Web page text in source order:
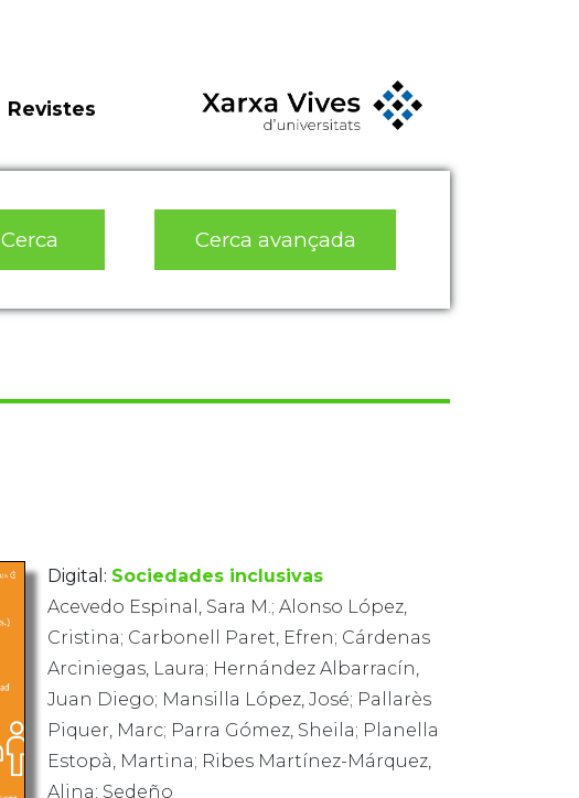
Revistes
Cerca Cerca avançada
Digital: Sociedades inclusivas
Acevedo Espinal, Sara M.; Alonso López,
Cristina; Carbonell Paret, Efren; Cárdenas
Arciniegas, Laura; Hernández Albarracín,
Juan Diego; Mansilla López, José; Pallarès
Piquer, Marc; Parra Gómez, Sheila; Planella
Estopà, Martina; Ribes Martínez-Márquez,
Alina; Sedeño